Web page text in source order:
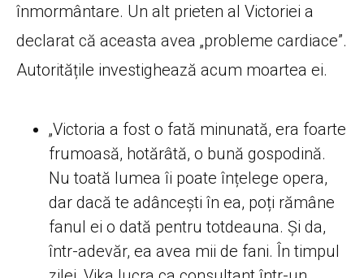
înmormântare. Un alt prieten al Victoriei a
declarat că aceasta avea „probleme cardiace”.
Autoritățile investighează acum moartea ei.
„Victoria a fost o fată minunată, era foarte
frumoasă, hotărâtă, o bună gospodină.
Nu toată lumea îi poate înțelege opera,
dar dacă te adâncești în ea, poți rămâne
fanul ei o dată pentru totdeauna. Și da,
într-adevăr, ea avea mii de fani. În timpul